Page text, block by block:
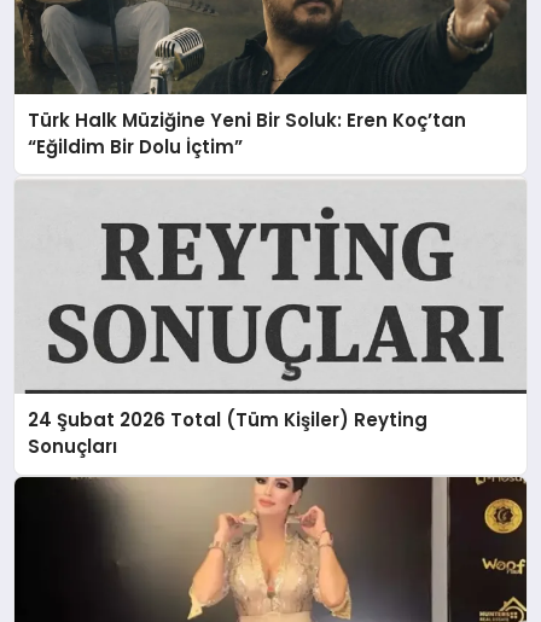
Türk Halk Müziğine Yeni Bir Soluk: Eren Koç’tan
“Eğildim Bir Dolu İçtim”
24 Şubat 2026 Total (Tüm Kişiler) Reyting
Sonuçları